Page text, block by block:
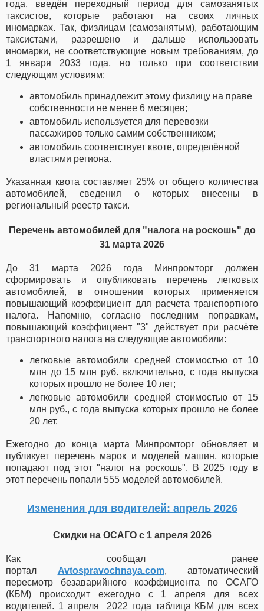
года, введён переходный период для самозанятых
таксистов, которые работают на своих личных
иномарках. Так, физлицам (самозанятым), работающим
таксистами, разрешено и дальше использовать
иномарки, не соответствующие новым требованиям, до
1 января 2033 года, но только при соответствии
следующим условиям:
автомобиль принадлежит этому физлицу на праве
собственности не менее 6 месяцев;
автомобиль используется для перевозки
пассажиров только самим собственником;
автомобиль соответствует квоте, определённой
властями региона.
Указанная квота составляет 25% от общего количества
автомобилей, сведения о которых внесены в
региональный реестр такси.
Перечень автомобилей для "налога на роскошь" до
31 марта 2026
До 31 марта 2026 года Минпромторг должен
сформировать и опубликовать перечень легковых
автомобилей, в отношении которых применяется
повышающий коэффициент для расчета транспортного
налога. Напомню, согласно последним поправкам,
повышающий коэффициент "3" действует при расчёте
транспортного налога на следующие автомобили:
легковые автомобили средней стоимостью от 10
млн до 15 млн руб. включительно, с года выпуска
которых прошло не более 10 лет;
легковые автомобили средней стоимостью от 15
млн руб., с года выпуска которых прошло не более
20 лет.
Ежегодно до конца марта Минпромторг обновляет и
публикует перечень марок и моделей машин, которые
попадают под этот "налог на роскошь". В 2025 году в
этот перечень попали 555 моделей автомобилей.
Изменения для водителей: апрель 2026
Скидки на ОСАГО с 1 апреля 2026
Как сообщал ранее
портал Avtospravochnaya.com, автоматический
пересмотр безаварийного коэффициента по ОСАГО
(КБМ) происходит ежегодно с 1 апреля для всех
водителей. 1 апреля 2022 года таблица КБМ для всех